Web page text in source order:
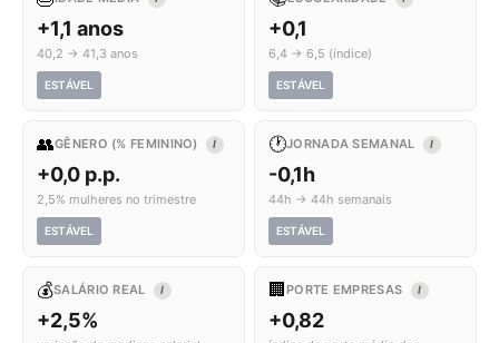
+1,1 anos
40,2 → 41,3 anos
ESTÁVEL
+0,1
6,4 → 6,5 (índice)
ESTÁVEL
👥GÊNERO (% FEMININO) I
+0,0 p.p.
2,5% mulheres no trimestre
ESTÁVEL
🕐JORNADA SEMANAL I
-0,1h
44h → 44h semanais
ESTÁVEL
💰SALÁRIO REAL I
+2,5%
🏢 PORTE EMPRESAS I
+0,82